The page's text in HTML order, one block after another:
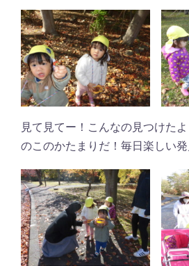
見て見てー！こんなの見つけた
のこのかたまりだ！毎日楽しい